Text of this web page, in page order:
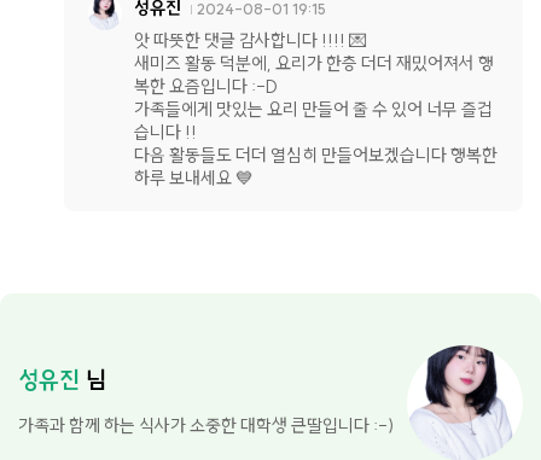
성유진 2024-08-01 19:15
앗 따뜻한 댓글 감사합니다 !!!! 💌
새미즈 활동 덕분에, 요리가 한층 더더 재밌어져서 행
복한 요즘입니다 :-D
가족들에게 맛있는 요리 만들어 줄 수 있어 너무 즐겁
습니다 !!
다음 활동들도 더더 열심히 만들어보겠습니다 행복한
하루 보내세요 💙
성유진 님
가족과 함께 하는 식사가 소중한 대학생 큰딸입니다 :-)